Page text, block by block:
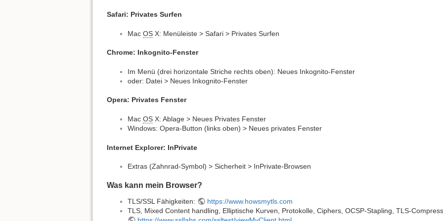
Safari: Privates Surfen
Mac OS X: Menüleiste > Safari > Privates Surfen
Chrome: Inkognito-Fenster
Im Menü (drei horizontale Striche rechts oben): Neues Inkognito-Fenster
oder: Datei > Neues Inkognito-Fenster
Opera: Privates Fenster
Mac OS X: Ablage > Neues Privates Fenster
Windows: Opera-Button (links oben) > Neues privates Fenster
Internet Explorer: InPrivate
Extras (Zahnrad-Symbol) > Sicherheit > InPrivate-Browsen
Was kann mein Browser?
TLS/SSL Fähigkeiten:
https://www.howsmytls.com
TLS, Mixed Content handling, Elliptische Kurven, Protokolle, Ciphers, OCSP-Stapling, TLS-